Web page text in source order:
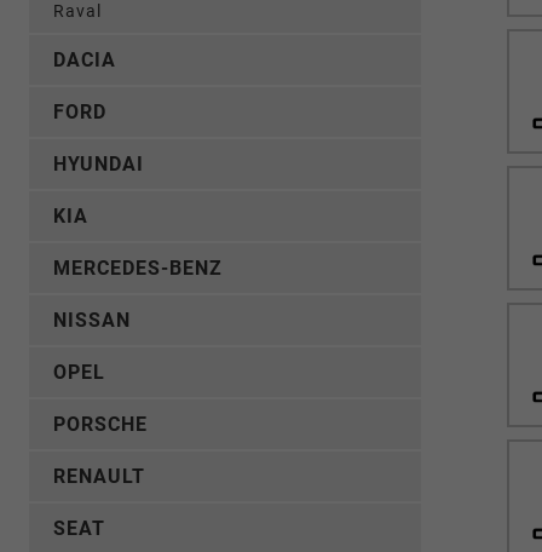
Raval
DACIA
FORD
HYUNDAI
KIA
MERCEDES-BENZ
NISSAN
OPEL
PORSCHE
RENAULT
SEAT